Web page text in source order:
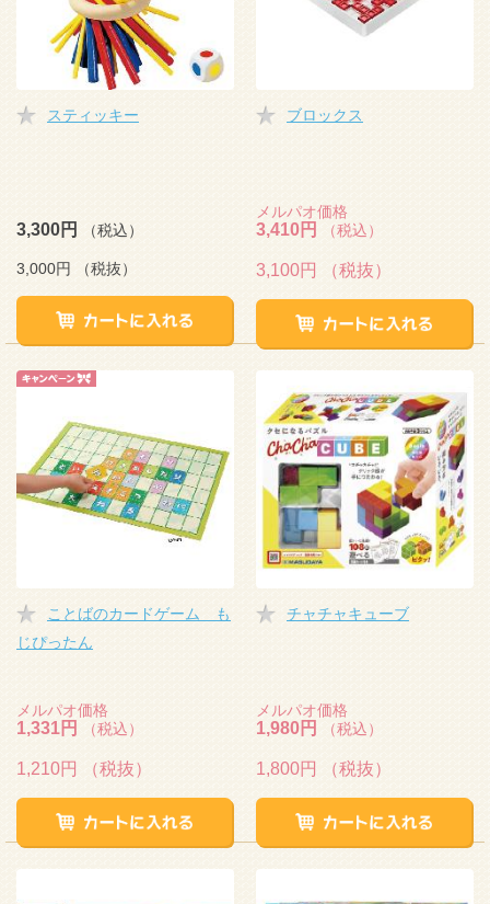
スティッキー
3,300円 （税込）
3,000円 （税抜）
ブロックス
メルパオ価格
3,410円 （税込）
3,100円 （税抜）
ことばのカードゲーム も
じぴったん
メルパオ価格
1,331円 （税込）
1,210円 （税抜）
チャチャキューブ
メルパオ価格
1,980円 （税込）
1,800円 （税抜）